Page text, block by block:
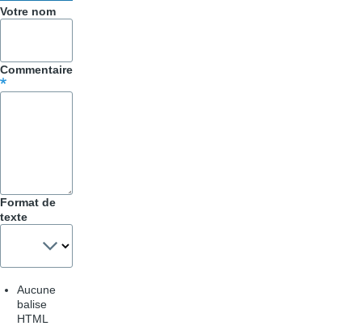
pour
&
Votre nom
Commentaire
Format de
texte
Aucune
balise
HTML